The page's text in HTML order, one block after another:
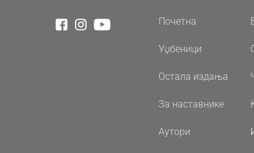
Почетна
Уџбеници
Остала издања
За наставнике
Аутори